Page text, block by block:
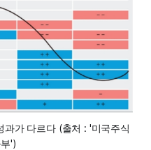
가 다르다 (출처 : '미국주식
')